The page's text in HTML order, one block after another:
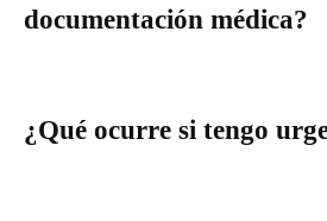
documentación médica?
¿Qué ocurre si tengo